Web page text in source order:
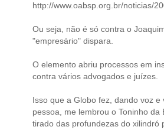
http://www.oabsp.org.br/noticias/
Ou seja, não é só contra o
"empresário" dispara.
O elemento abriu processos em
contra vários advogados e juízes.
Isso que a Globo fez, dando voz e
pessoa, me lembrou o Toninho da
tirado das profundezas do xilindró